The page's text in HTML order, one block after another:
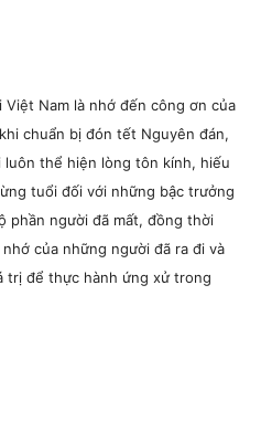
Nam là nhớ đến công ơn của
chuẩn bị đón tết Nguyên đán,
thể hiện lòng tôn kính, hiếu
tuổi đối với những bậc trưởng
phần người đã mất, đồng thời
của những người đã ra đi và
trị để thực hành ứng xử trong